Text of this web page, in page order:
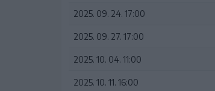
2025. 09. 24. 17:00
2025. 09. 27. 17:00
2025. 10. 04. 11:00
2025. 10. 11. 16:00